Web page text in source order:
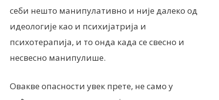
себи нешто манипулативно и није далеко од
идеологије као и психијатрија и
психотерапија, и то онда када се свесно и
несвесно манипулише.
Овакве опасности увек прете, не само у